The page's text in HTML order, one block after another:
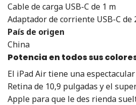
Cable de carga USB-C de 1 m
Adaptador de corriente USB-C de
País de origen
China
Potencia en todos sus
El iPad Air tiene una
Retina de 10,9 pulgadas y el
Apple para que le des rienda